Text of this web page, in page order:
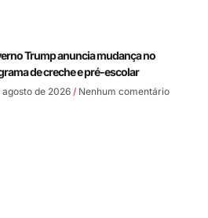
Trump anuncia mudança no
de creche e pré-escolar
agosto de 2026 Nenhum comentário